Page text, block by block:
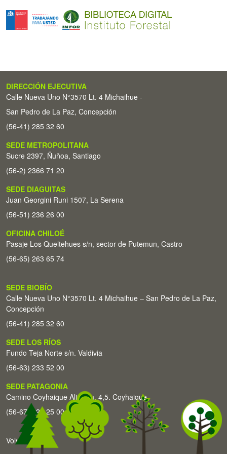
DIRECCIÓN EJECUTIVA
Calle Nueva Uno N°3570 Lt. 4 Michaihue -
San Pedro de La Paz, Concepción
(56-41) 285 32 60
SEDE METROPOLITANA
Sucre 2397, Ñuñoa, Santiago
(56-2) 2366 71 20
SEDE DIAGUITAS
Juan Georgini Runi 1507, La Serena
(56-51) 236 26 00
OFICINA CHILOÉ
Pasaje Los Queltehues s/n, sector de Putemun, Castro
(56-65) 263 65 74
SEDE BIOBÍO
Calle Nueva Uno N°3570 Lt. 4 Michaihue – San Pedro de La Paz,
Concepción
(56-41) 285 32 60
SEDE LOS RÍOS
Fundo Teja Norte s/n. Valdivia
(56-63) 233 52 00
SEDE PATAGONIA
Camino Coyhaique Alto Km. 4,5. Coyhaique
(56-67) 226 25 00
Volver arriba